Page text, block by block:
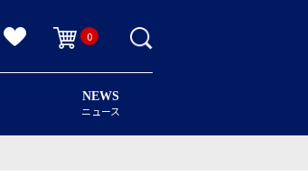
0
NEWS
ニュース